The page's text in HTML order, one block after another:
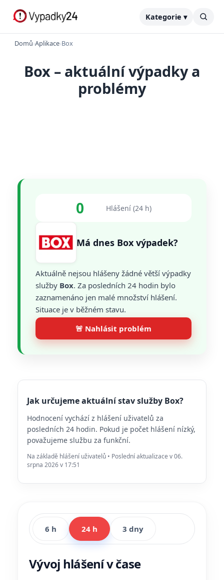
Kategorie ▾
Domů›Aplikace›Box
Box – aktuální výpadky a
problémy
0 Hlášení (24 h)
Má dnes Box výpadek?
Aktuálně nejsou hlášeny žádné větší výpadky
služby Box. Za posledních 24 hodin bylo
zaznamenáno jen malé množství hlášení.
Situace je v běžném stavu.
🚨 Nahlásit problém
Jak určujeme aktuální stav služby Box?
Hodnocení vychází z hlášení uživatelů za
posledních 24 hodin. Pokud je počet hlášení nízký,
považujeme službu za funkční.
Na základě hlášení uživatelů • Poslední aktualizace v 06.
srpna 2026 v 17:51
6 h 24 h 3 dny
Vývoj hlášení v čase